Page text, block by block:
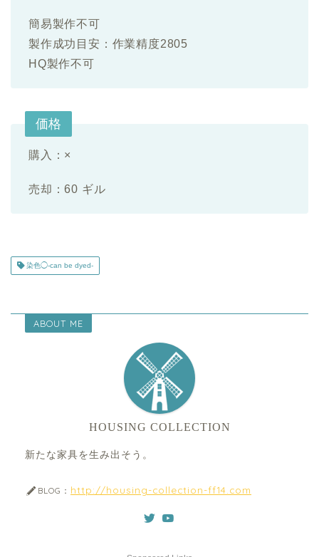
簡易製作不可
製作成功目安：作業精度2805
HQ製作不可
価格
購入：×
売却：60 ギル
染色◯-can be dyed-
ABOUT ME
HOUSING COLLECTION
新たな家具を生み出そう。
BLOG： http://housing-collection-ff14.com